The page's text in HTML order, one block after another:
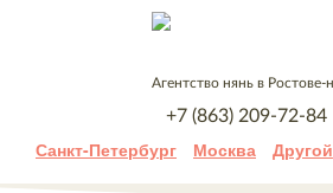
Агентство нянь в Ростове-
+7 (863) 209-72-84
Санкт-Петербург Москва Другой